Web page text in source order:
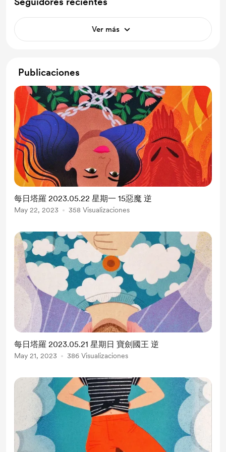
Ver más
Publicaciones
每日塔羅 2023.05.22 星期一 15惡魔 逆
May 22, 2023 358 Visualizaciones
每日塔羅 2023.05.21 星期日 寶劍國王 逆
May 21, 2023 386 Visualizaciones